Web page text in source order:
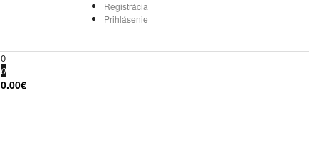
Registrácia
Prihlásenie
0
0
0.00€